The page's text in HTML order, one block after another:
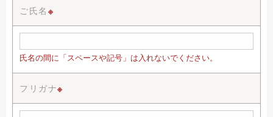
ご氏名 ※
氏名の間に「スペースや記号」は入れないでください。
フリガナ※